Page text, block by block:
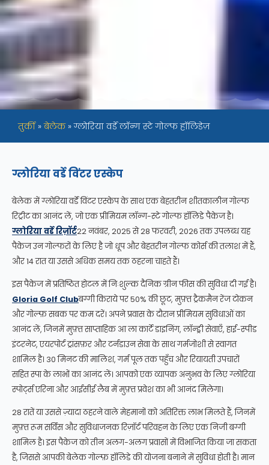
तुर्की»बेलेक»ग्लोरिया वर्डे लॉन्ग स्टे गोल्फ हॉलिडेज़
ग्लोरिया वर्डे विंटर एस्केप
बेलेक में ग्लोरिया वर्डे विंटर एस्केप के साथ एक बेहतरीन शीतकालीन गोल्फ
रिट्रीट का आनंद लें, जो एक प्रीमियम लॉन्ग-स्टे गोल्फ हॉलिडे पैकेज है।
ग्लोरिया वर्डे रिज़ॉर्ट22 नवंबर, 2025 से 28 फरवरी, 2026 तक उपलब्ध यह
पैकेज उन गोल्फरों के लिए है जो धूप और बेहतरीन गोल्फ कोर्स की तलाश में हैं,
और 14 रात या उससे अधिक समय तक ठहरना चाहते हैं।
इस पैकेज में प्रतिष्ठित होटल में निःशुल्क दैनिक ग्रीन फीस की सुविधा दी गई है।
Gloria Golf Clubबग्गी किराये पर 50% की छूट, मुफ़्त ट्रैकमैन रेंज टोकन
और गोल्फ़ सबक पर कम दरें। अपने प्रवास के दौरान प्रीमियम सुविधाओं का
आनंद लें, जिनमें मुफ़्त साप्ताहिक आ ला कार्टे डाइनिंग, लॉन्ड्री सेवाएँ, हाई-स्पीड
इंटरनेट, एयरपोर्ट ट्रांसफ़र और टर्नडाउन सेवा के साथ गर्मजोशी से स्वागत
शामिल है। 30 मिनट की मालिश, गर्म पूल तक पहुँच और रियायती उपचारों
सहित स्पा के लाभों का आनंद लें। आपको एक व्यापक अनुभव के लिए ग्लोरिया
स्पोर्ट्स एरिना और आईसीई लैब में मुफ़्त प्रवेश का भी आनंद मिलेगा।
28 रातें या उससे ज़्यादा ठहरने वाले मेहमानों को अतिरिक्त लाभ मिलते हैं, जिनमें
मुफ़्त रूम सर्विस और सुविधाजनक रिज़ॉर्ट परिवहन के लिए एक निजी बग्गी
शामिल है। इस पैकेज को तीन अलग-अलग प्रवासों में विभाजित किया जा सकता
है, जिससे आपकी बेलेक गोल्फ़ हॉलिडे की योजना बनाने में सुविधा होती है। मान